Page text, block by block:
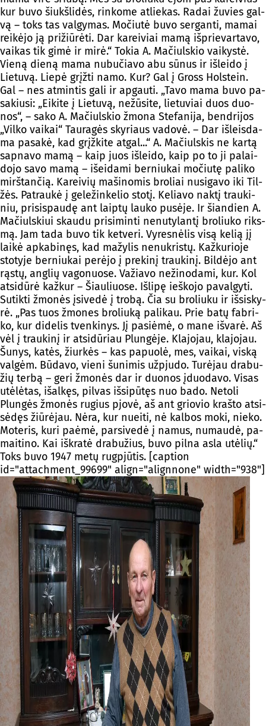
kur bu­vo šiukš­li­dės, rin­ko­me at­lie­kas. Ra­dai žu­vies gal­
vą – toks tas val­gy­mas. Mo­čiu­tė bu­vo ser­gan­ti, ma­mai
rei­kė­jo ją pri­žiū­rė­ti. Dar ka­rei­viai ma­mą iš­prie­var­ta­vo,
vai­kas tik gi­mė ir mi­rė.“ To­kia A. Ma­čiuls­kio vai­kys­tė.
Vie­ną die­ną ma­ma nu­bu­čia­vo abu sū­nus ir iš­lei­do į
Lie­tu­vą. Lie­pė grįž­ti na­mo. Kur? Gal į Gross Hols­tein.
Gal – nes at­min­tis ga­li ir ap­gau­ti. „Ta­vo ma­ma bu­vo pa­
sa­kiu­si: „Ei­ki­te į Lie­tu­vą, ne­žū­si­te, lie­tu­viai duos duo­
nos“, – sa­ko A. Ma­čiuls­kio žmo­na Ste­fa­ni­ja, bend­ri­jos
„Vil­ko vai­kai“ Tau­ra­gės sky­riaus va­do­vė. – Dar iš­leis­da­
ma pa­sa­kė, kad grįž­ki­te at­gal...“ A. Ma­čiuls­kis ne kar­tą
sap­na­vo ma­mą – kaip juos iš­lei­do, kaip po to ji pa­lai­
do­jo sa­vo ma­mą – išei­da­mi ber­niu­kai mo­čiu­tę pa­li­ko
mirš­tan­čią. Ka­rei­vių ma­ši­no­mis bro­liai nu­si­ga­vo iki Til­
žės. Pat­rau­kė į ge­le­žin­ke­lio sto­tį. Ke­lia­vo nak­tį trau­ki­
niu, pri­si­spau­dę ant laip­tų lau­ko pu­sė­je. Ir šian­dien A.
Ma­čiuls­kiui skau­du pri­si­min­ti ne­nu­ty­lan­tį bro­liu­ko riks­
mą. Jam ta­da bu­vo tik ket­ve­ri. Vy­res­nė­lis vi­są ke­lią jį
lai­kė ap­ka­bi­nęs, kad ma­žy­lis ne­nuk­ris­tų. Kaž­ku­rio­je
sto­ty­je ber­niu­kai pe­rė­jo į pre­ki­nį trau­ki­nį. Bil­dė­jo ant
rąs­tų, ang­lių va­go­nuo­se. Va­žia­vo ne­ži­no­da­mi, kur. Kol
at­si­dū­rė kaž­kur – Šiau­liuo­se. Iš­li­pę ieš­ko­jo pa­val­gy­ti.
Su­tik­ti žmo­nės įsi­ve­dė į tro­bą. Čia su bro­liu­ku ir iš­si­sky­
rė. „Pas tuos žmo­nes bro­liu­ką pa­li­kau. Prie ba­tų fab­ri­
ko, kur di­de­lis tven­ki­nys. Jį pa­siė­mė, o ma­ne iš­va­rė. Aš
vėl į trau­ki­nį ir at­si­dū­riau Plun­gė­je. Kla­jo­jau, kla­jo­jau.
Šu­nys, ka­tės, žiur­kės – kas pa­puo­lė, mes, vai­kai, vis­ką
val­gėm. Bū­da­vo, vie­ni šu­ni­mis už­pju­do. Tu­rė­jau dra­bu­
žių ter­bą – ge­ri žmo­nės dar ir duo­nos įduo­da­vo. Vi­sas
utė­lė­tas, išal­kęs, pil­vas iš­si­pū­tęs nuo ba­do. Ne­to­li
Plun­gės žmo­nės ru­gius pjo­vė, aš ant grio­vio kraš­to at­si­
sė­dęs žiū­rė­jau. Nė­ra, kur nuei­ti, nė kal­bos mo­ki, nie­ko.
Mo­te­ris, ku­ri paė­mė, par­si­ve­dė į na­mus, nu­mau­dė, pa­
mai­ti­no. Kai iš­kra­tė dra­bu­žius, bu­vo pil­na as­la utė­lių.“
Toks bu­vo 1947 me­tų rugp­jū­tis. [caption
id="attachment_99699" align="alignnone" width="938"]